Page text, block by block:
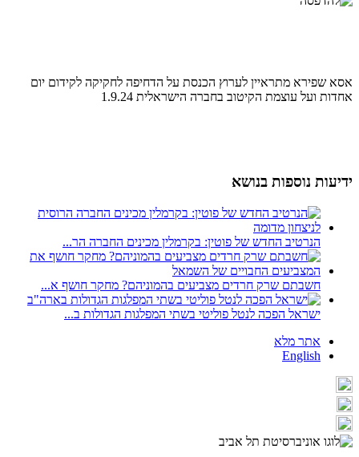
אסא שפירא מתראיין לערוץ הכנסת על הדחיפה לחקיקה לקידום יום
אחדות ועל עוצמת הקיטוב בחברה הישראלית 1.9.24
ידיעות נוספות בנושא
הנרטיב החדש של פוטין: בקרמלין מכינים החברה הר...
חשבתם שרק חרדים מצביעים בהמוניהם? מחקר חושף א...
ישראל הפכה לנטל פוליטי בשתי המפלגות הגדולות ב...
אתר מלא
English